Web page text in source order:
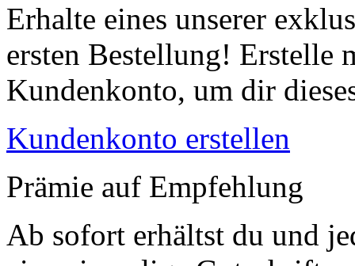
Erhalte eines unserer
ersten Bestellung!
Kundenkonto, um dir
Kundenkonto erstellen
Prämie auf Empfehlung
Ab sofort erhältst du und